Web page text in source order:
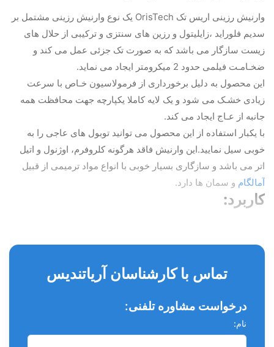
وارنیش رزینی اریس تک OrisTech یک نوع وارنیش رزینی مشتمل بر
سدیم فلوراید ،زایلیتول و رزین های سنتزی و ترکیبی از حلال های
زیست سازگار می باشد که به صورت تک جزئی عمل می کند و
ضخـامـت فیلمی حدود 2 میکرومتر ایجاد می نماید.
این محصول به دلیل برخورداری از فرمولاسیون خـاص با سرعت
زیادی خشـک می شود و یک لایه کاملا یکپارچه جهت محافظت همه
جانبه از عـاج ایجاد می کند.
با یکبار استفاده از این محصول می توانید توبول های عاجی را به
خوبی سیل نمایید.این وارنیش فاقد هرگونه کلروفرم، اوژنول و اتیل
اتر می باشد و سازگاری بسیار خوبی با انواع مواد ترمیمی از قبیل
آمالگام و سمان ها دارد.
کاربرد:
محافظت از پالپ
مسدود کننده توبول های عاجی و کاهش حساسیت
مناسب برای فلورایدتراپی و ممانعت از پوسیدگی
لاینینگ کانال حفره
ویژگی ها:
تماس با کارشناسان آریاتندیس
درخواست مشاوره تلفنی:
نام: